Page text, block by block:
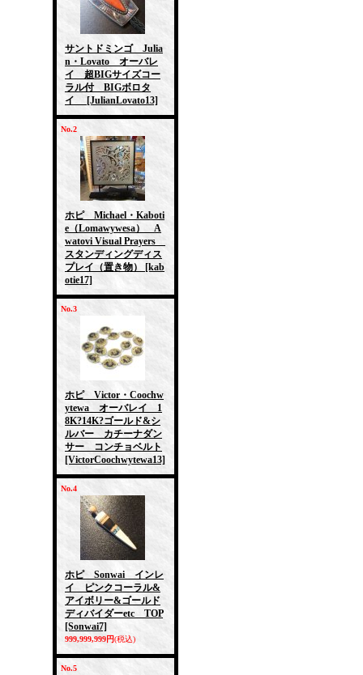
サントドミンゴ Julia
n・Lovato オーバレ
イ 超BIGサイズコー
ラル付 BIGボロタ
イ
[JulianLovato13]
No.2
ホピ Michael・Kaboti
e（Lomawywesa） A
watovi Visual Prayers
スタンディングディス
プレイ（置き物）
[kab
otie17]
No.3
ホピ Victor・Coochw
ytewa オーバレイ 1
8K?14K?ゴールド&シ
ルバー カチーナダン
サー コンチョベルト
[VictorCoochwytewa13]
No.4
ホピ Sonwai インレ
イ ピンクコーラル&
アイボリー&ゴールド
ディバイダーetc TOP
[Sonwai7]
999,999,999円(税込)
No.5